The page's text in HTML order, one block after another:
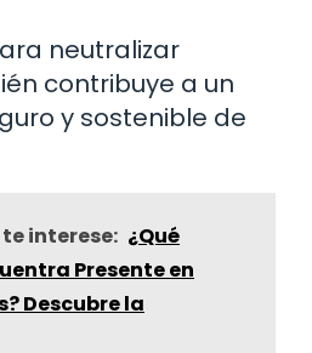
neutralizar
contribuye a un
y sostenible de
interese: ¿Qué
Presente en
Descubre la